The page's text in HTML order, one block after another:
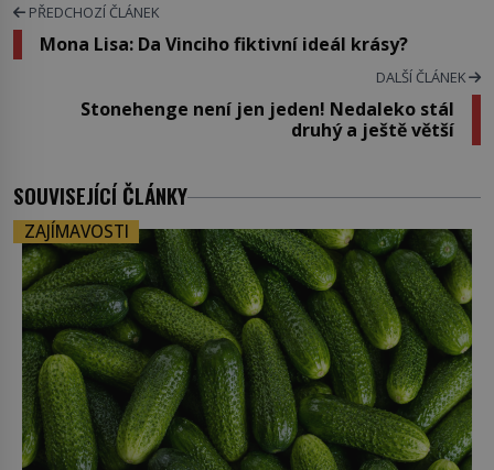
PŘEDCHOZÍ ČLÁNEK
Mona Lisa: Da Vinciho fiktivní ideál krásy?
DALŠÍ ČLÁNEK
Stonehenge není jen jeden! Nedaleko stál
druhý a ještě větší
SOUVISEJÍCÍ ČLÁNKY
ZAJÍMAVOSTI